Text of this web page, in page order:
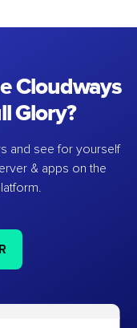
Cloudways
Glory?
and see for yourself
& apps on the